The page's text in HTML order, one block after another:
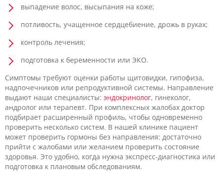
выпадение волос, высыпания на коже;
потливость, учащенное сердцебиение, дрожь в руках;
контроль лечения;
подготовка к беременности или ЭКО.
Симптомы требуют оценки работы щитовидки, гипофиза,
надпочечников или репродуктивной системы. Направление
выдают наши специалисты: эндокринолог, гинеколог,
андролог или терапевт. При комплексных жалобах доктор
подбирает расширенный профиль, чтобы одновременно
проверить несколько систем. В нашей клинике пациент
может проверить гормоны без направления: достаточно
прийти с жалобами или желанием проверить состояние
здоровья. Это удобно, когда нужна экспресс-диагностика или
подготовка к плановым обследованиям.